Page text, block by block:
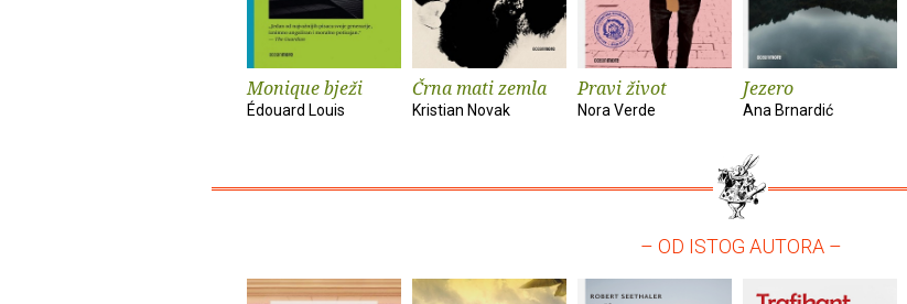
Monique bježi
Édouard Louis
Črna mati zemla
Kristian Novak
Pravi život
Nora Verde
Jezero
Ana Brnardić
– OD ISTOG AUTORA –